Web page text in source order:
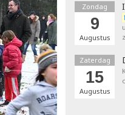
Zondag
9
Augustus
Zaterdag
15
Augustus